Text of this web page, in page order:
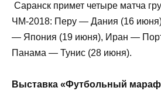
Саранск примет четыре матча
ЧМ-2018: Перу — Дания (16
— Япония (19 июня), Иран —
Панама — Тунис (28 июня).
Выставка «Футбольный